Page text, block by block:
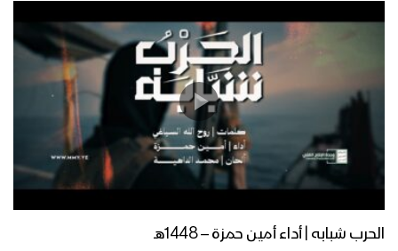
الحرب شبابه | أداء أمين حمزة – 1448هـ